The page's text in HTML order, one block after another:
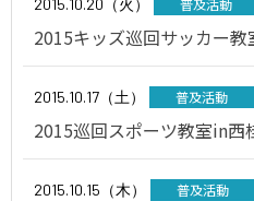
2015.10.20（火） 普及活動
2015キッズ巡回サッカー
2015.10.17（土） 普及活動
2015巡回スポーツ教室in西
2015.10.15（木） 普及活動